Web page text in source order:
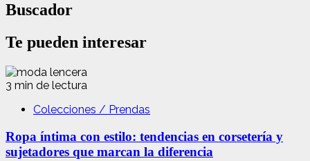
Buscador
Te pueden interesar
3 min de lectura
Colecciones / Prendas
Ropa íntima con estilo: tendencias en corsetería y
sujetadores que marcan la diferencia